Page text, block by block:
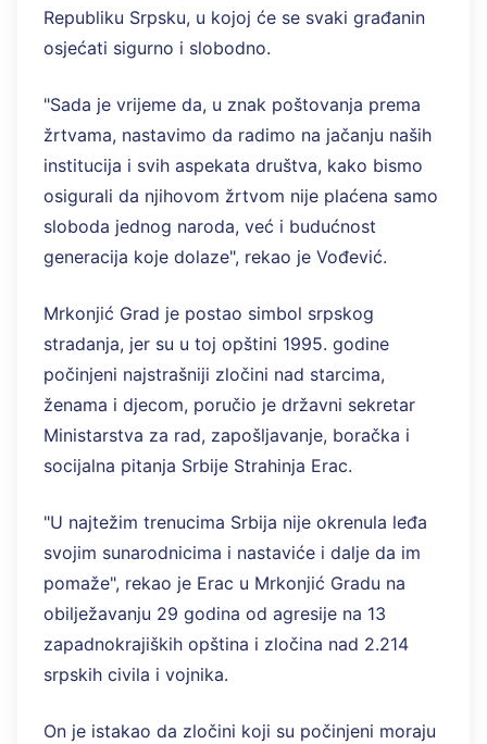
Republiku Srpsku, u kojoj će se svaki građanin
osjećati sigurno i slobodno.
"Sada je vrijeme da, u znak poštovanja prema
žrtvama, nastavimo da radimo na jačanju naših
institucija i svih aspekata društva, kako bismo
osigurali da njihovom žrtvom nije plaćena samo
sloboda jednog naroda, već i budućnost
generacija koje dolaze", rekao je Vođević.
Mrkonjić Grad je postao simbol srpskog
stradanja, jer su u toj opštini 1995. godine
počinjeni najstrašniji zločini nad starcima,
ženama i djecom, poručio je državni sekretar
Ministarstva za rad, zapošljavanje, boračka i
socijalna pitanja Srbije Strahinja Erac.
"U najtežim trenucima Srbija nije okrenula leđa
svojim sunarodnicima i nastaviće i dalje da im
pomaže", rekao je Erac u Mrkonjić Gradu na
obilježavanju 29 godina od agresije na 13
zapadnokrajiških opština i zločina nad 2.214
srpskih civila i vojnika.
On je istakao da zločini koji su počinjeni moraju